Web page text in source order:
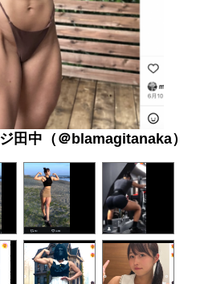
田中（＠blamagitanaka）